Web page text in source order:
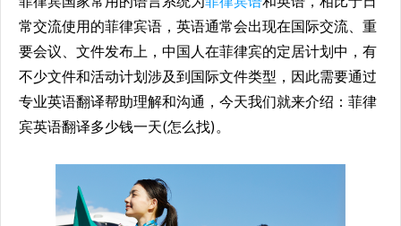
常交流使用的菲律宾语，英语通常会出现在国际交流、重
要会议、文件发布上，中国人在菲律宾的定居计划中，有
不少文件和活动计划涉及到国际文件类型，因此需要通过
专业英语翻译帮助理解和沟通，今天我们就来介绍：菲律
宾英语翻译多少钱一天(怎么找)。